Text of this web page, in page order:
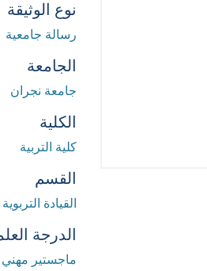
نوع الوثيقة
رسالة جامعية
الجامعة
جامعة نجران
الكلية
كلية التربية
القسم
القيادة التربوية
الدرجة
ماجستير مهني